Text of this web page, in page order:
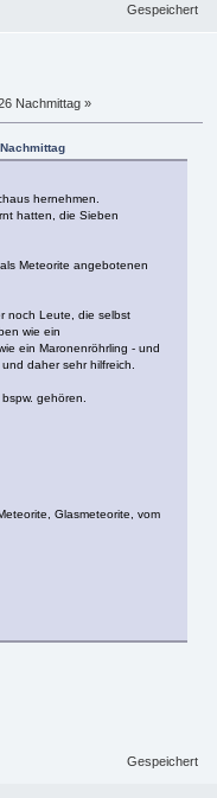
Gespeichert
Nachmittag »
hernehmen.
hatten, die Sieben
Meteorite angebotenen
noch Leute, die selbst
wie ein
ein Maronenröhrling - und
daher sehr hilfreich.
gehören.
Glasmeteorite, vom
Gespeichert